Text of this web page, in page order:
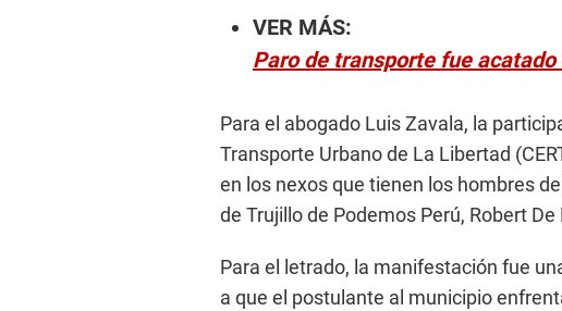
VER MÁS:
Paro de transporte fue acatado
Para el abogado Luis Zavala, ​la
Transporte Urbano de La Libertad
en los nexos que tienen los hombres
de Trujillo de Podemos Perú, Robert De
Para el letrado, la manifestación fue
a que el postulante al municipio